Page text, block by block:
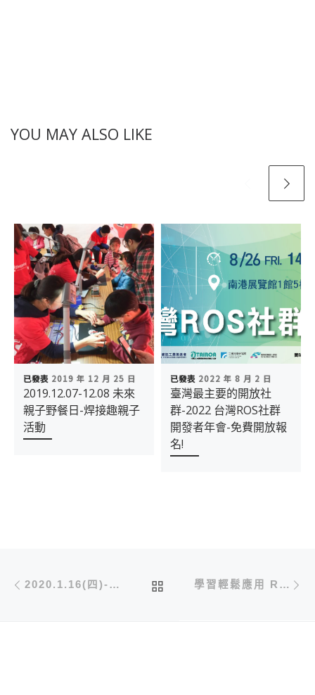
YOU MAY ALSO LIKE
已發表 2019 年 12 月 25 日
2019.12.07-12.08 未來
親子野餐日-焊接趣親子
活動
已發表 2022 年 8 月 2 日
臺灣最主要的開放社
群-2022 台灣ROS社群
開發者年會-免費開放報
名!
2020.1.16(四)-IOT互動科技-正修科大 BACK TO POST LIST
學習輕鬆應用 ROS 機器人作業系統 – JETSON NANO 與 光學雷達的操作應用